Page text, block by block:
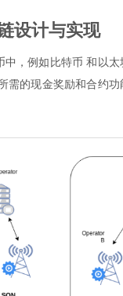
设计与实现
，例如比特币 和以
需的现金奖励和合约